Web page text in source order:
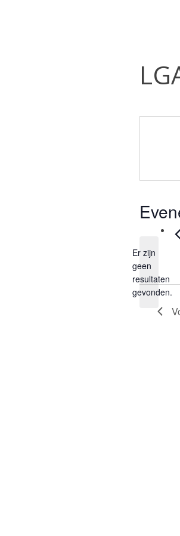
Bericht
Er zijn
geen
resultaten
gevonden.